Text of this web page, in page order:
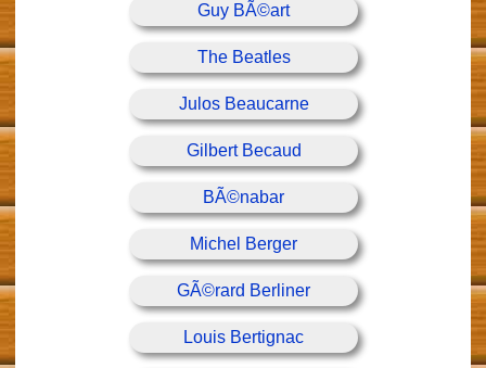
Guy BÃ©art
The Beatles
Julos Beaucarne
Gilbert Becaud
BÃ©nabar
Michel Berger
GÃ©rard Berliner
Louis Bertignac